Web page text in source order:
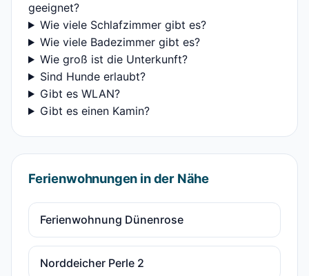
geeignet?
Wie viele Schlafzimmer gibt es?
Wie viele Badezimmer gibt es?
Wie groß ist die Unterkunft?
Sind Hunde erlaubt?
Gibt es WLAN?
Gibt es einen Kamin?
Ferienwohnungen in der Nähe
Ferienwohnung Dünenrose
Norddeicher Perle 2